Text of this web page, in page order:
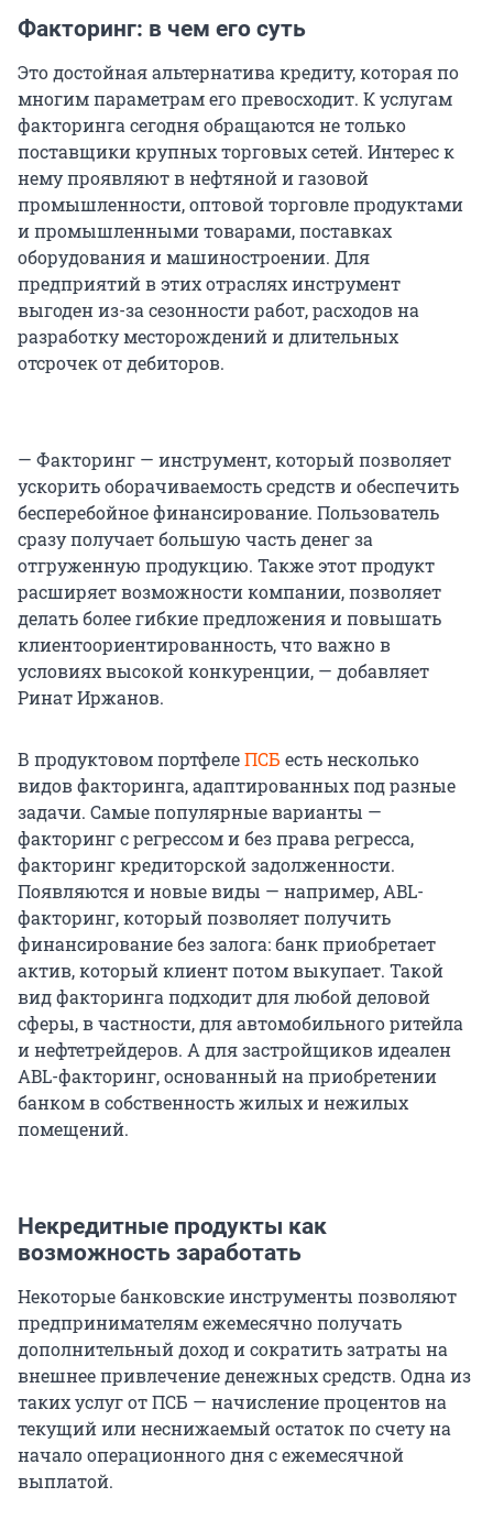
Факторинг: в чем его суть
Это достойная альтернатива кредиту, которая по
многим параметрам его превосходит. К услугам
факторинга сегодня обращаются не только
поставщики крупных торговых сетей. Интерес к
нему проявляют в нефтяной и газовой
промышленности, оптовой торговле продуктами
и промышленными товарами, поставках
оборудования и машиностроении. Для
предприятий в этих отраслях инструмент
выгоден из-за сезонности работ, расходов на
разработку месторождений и длительных
отсрочек от дебиторов.
— Факторинг — инструмент, который позволяет
ускорить оборачиваемость средств и обеспечить
бесперебойное финансирование. Пользователь
сразу получает большую часть денег за
отгруженную продукцию. Также этот продукт
расширяет возможности компании, позволяет
делать более гибкие предложения и повышать
клиентоориентированность, что важно в
условиях высокой конкуренции, — добавляет
Ринат Иржанов.
В продуктовом портфелеПСБ есть несколько
видов факторинга, адаптированных под разные
задачи. Самые популярные варианты —
факторинг с регрессом и без права регресса,
факторинг кредиторской задолженности.
Появляются и новые виды — например, ABL-
факторинг, который позволяет получить
финансирование без залога: банк приобретает
актив, который клиент потом выкупает. Такой
вид факторинга подходит для любой деловой
сферы, в частности, для автомобильного ритейла
и нефтетрейдеров. А для застройщиков идеален
ABL-факторинг, основанный на приобретении
банком в собственность жилых и нежилых
помещений.
Некредитные продукты как
возможность заработать
Некоторые банковские инструменты позволяют
предпринимателям ежемесячно получать
дополнительный доход и сократить затраты на
внешнее привлечение денежных средств. Одна из
таких услуг от ПСБ — начисление процентов на
текущий или неснижаемый остаток по счету на
начало операционного дня с ежемесячной
выплатой.